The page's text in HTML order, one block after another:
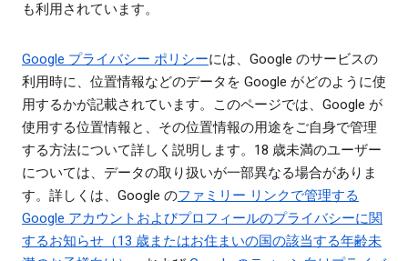
も利用されています。
Google プライバシー ポリシーには、Google のサービスの
利用時に、位置情報などのデータを Google がどのように使
用するかが記載されています。このページでは、Google が
使用する位置情報と、その位置情報の用途をご自身で管理
する方法について詳しく説明します。18 歳未満のユーザー
については、データの取り扱いが一部異なる場合がありま
す。詳しくは、Google のファミリー リンクで管理する
Google アカウントおよびプロフィールのプライバシーに関
するお知らせ（13 歳またはお住まいの国の該当する年齢未